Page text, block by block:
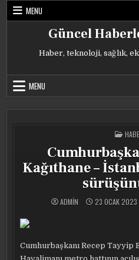
Skip
MENU
Güncel
Haber, teknoloji, sağlık,
MENU
IN
Kağıthane –
ADMIN 23 OCAK 2023
Cumhurbaşkanı Recep Tayyip